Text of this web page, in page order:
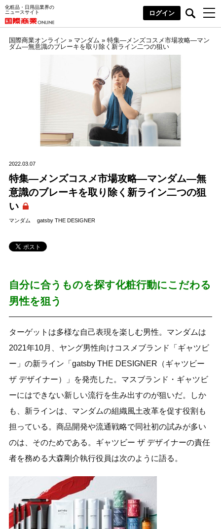
化粧品・日用品業界の
ニュースサイト
ログイン
国際商業オンライン » マンダム » 特集―メンズコスメ市場攻略―マン
ダム―無意識のブレーキを取り除く新ライン二つの狙い
2022.03.07
特集―メンズコスメ市場攻略―マンダム―無
意識のブレーキを取り除く新ライン二つの狙
い
マンダム gatsby THE DESIGNER
自分に合うものを探す化粧行動にこだわる
男性を狙う
ターゲットは多様な自己表現を楽しむ男性。マンダムは
2021年10月、ヤング男性向けコスメブランド「ギャツビ
ー」の新ライン「gatsby THE DESIGNER（ギャツビー
ザ デザイナー）」を発売した。マスブランド・ギャツビ
ーにはできない新しい流行を生み出すのが狙いだ。しか
も、新ラインは、マンダムの組織風土改革を促す役割も
担っている。商品開発や流通戦略で同社初の試みが多い
のは、そのためである。ギャツビー ザ デザイナーの責任
者を務める大森剛介執行役員は次のように語る。